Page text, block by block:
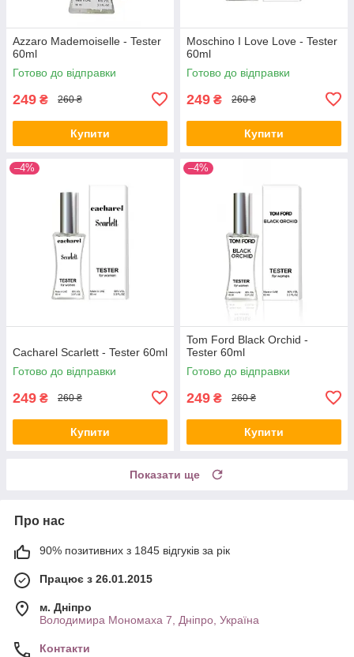
Azzaro Mademoiselle - Tester
60ml
Готово до відправки
249 ₴ 260 ₴
Купити
Moschino I Love Love - Tester
60ml
Готово до відправки
249 ₴ 260 ₴
Купити
–4%
Cacharel Scarlett - Tester 60ml
Готово до відправки
249 ₴ 260 ₴
Купити
–4%
Tom Ford Black Orchid -
Tester 60ml
Готово до відправки
249 ₴ 260 ₴
Купити
Показати ще
Про нас
90% позитивних з 1845 відгуків за рік
Працює з 26.01.2015
м. Дніпро
Володимира Мономаха 7, Дніпро, Україна
Контакти